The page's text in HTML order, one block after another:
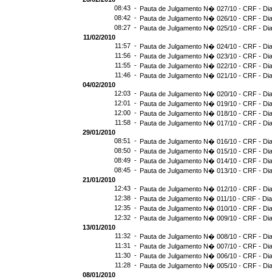
08:43 - Pauta de Julgamento N� 027/10 - CRF -
08:42 - Pauta de Julgamento N� 026/10 - CRF -
08:27 - Pauta de Julgamento N� 025/10 - CRF -
11/02/2010
11:57 - Pauta de Julgamento N� 024/10 - CRF -
11:56 - Pauta de Julgamento N� 023/10 - CRF -
11:55 - Pauta de Julgamento N� 022/10 - CRF -
11:46 - Pauta de Julgamento N� 021/10 - CRF -
04/02/2010
12:03 - Pauta de Julgamento N� 020/10 - CRF -
12:01 - Pauta de Julgamento N� 019/10 - CRF -
12:00 - Pauta de Julgamento N� 018/10 - CRF -
11:58 - Pauta de Julgamento N� 017/10 - CRF -
29/01/2010
08:51 - Pauta de Julgamento N� 016/10 - CRF -
08:50 - Pauta de Julgamento N� 015/10 - CRF -
08:49 - Pauta de Julgamento N� 014/10 - CRF -
08:45 - Pauta de Julgamento N� 013/10 - CRF -
21/01/2010
12:43 - Pauta de Julgamento N� 012/10 - CRF -
12:38 - Pauta de Julgamento N� 011/10 - CRF -
12:35 - Pauta de Julgamento N� 010/10 - CRF -
12:32 - Pauta de Julgamento N� 009/10 - CRF -
13/01/2010
11:32 - Pauta de Julgamento N� 008/10 - CRF -
11:31 - Pauta de Julgamento N� 007/10 - CRF -
11:30 - Pauta de Julgamento N� 006/10 - CRF -
11:28 - Pauta de Julgamento N� 005/10 - CRF -
08/01/2010